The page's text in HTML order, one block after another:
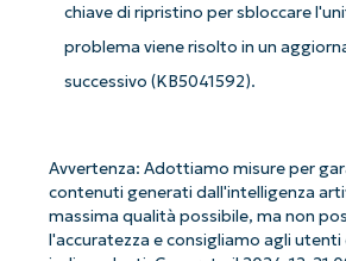
chiave di ripristino per sbloccare
problema viene risolto in un
successivo (KB5041592).
Avvertenza: Adottiamo misure per
contenuti generati dall'intelligenza
massima qualità possibile, ma non
l'accuratezza e consigliamo agli utenti
Iniziate con le analisi
dall'AI di
Non è richiesta alcuna carta di
and
name*
Business
email*